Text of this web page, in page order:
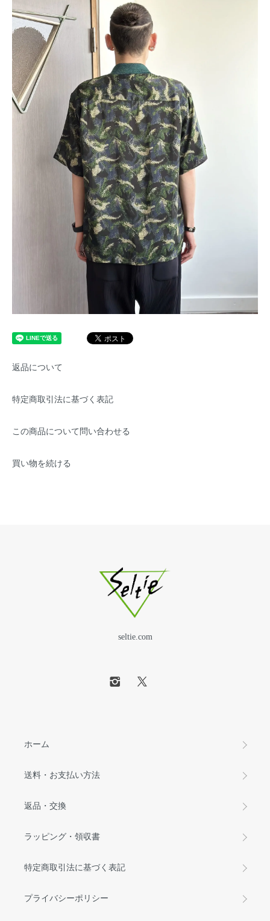
返品について
特定商取引法に基づく表記
この商品について問い合わせる
買い物を続ける
seltie.com
ホーム
送料・お支払い方法
返品・交換
ラッピング・領収書
特定商取引法に基づく表記
プライバシーポリシー